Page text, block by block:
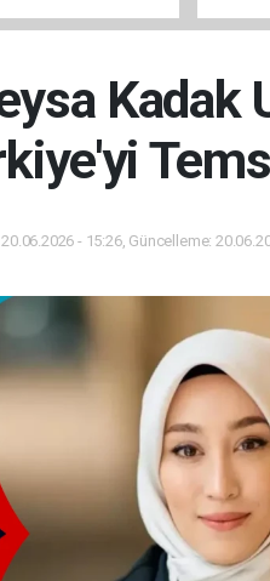
Uyarısı
Kadak
20.06.2026 - 15:26, Güncelleme: